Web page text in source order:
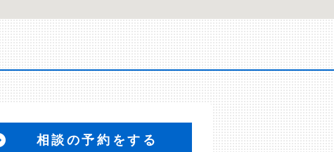
相談の予約をする